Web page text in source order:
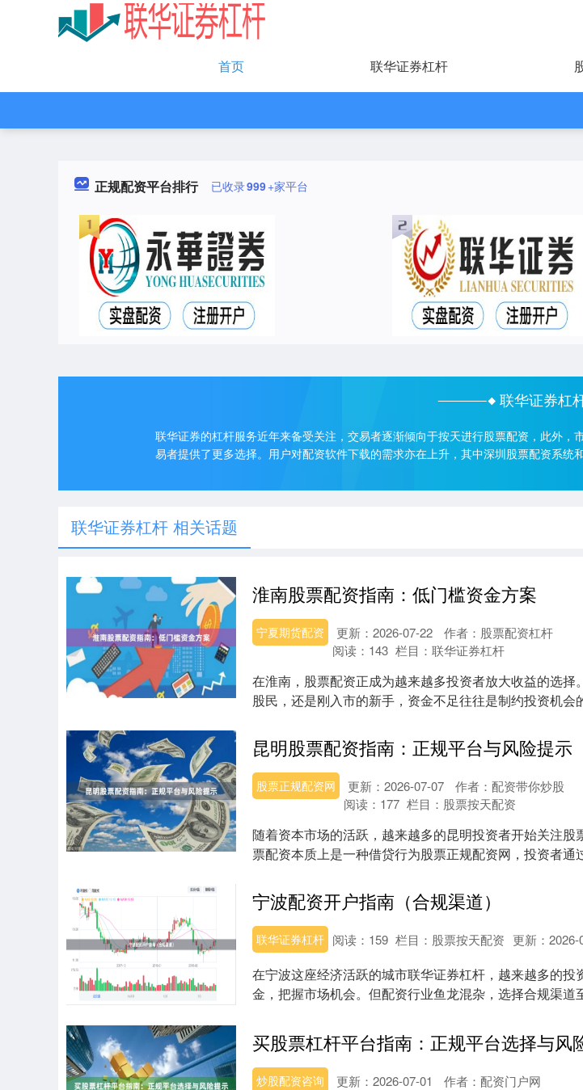
首页 联华证券杠杆
正规配资平台排行 已收录999+家平台
联华证券杠
联华证券的杠杆服务近年来备受关注，交易者逐渐倾向于按天进行股票配资，此外
易者提供了更多选择。用户对配资软件下载的需求亦在上升，其中深圳股票配资系统
联华证券杠杆 相关话题
淮南股票配资指南：低门槛资金方案
宁夏期货配资 更新：2026-07-22
作者：股票配资杠杆
阅读： 143 栏目： 联华证券杠杆
在淮南，股票配资正成为越来越多投资者放大收益的选择
股民，还是刚入市的新手，资金不足往往是制约投资机会
昆明股票配资指南：正规平台与风险提示
股票正规配资网 更新：2026-07-07
作者：配资带你炒股
阅读： 177 栏目： 股票按天配资
随着资本市场的活跃，越来越多的昆明投资者开始关注股
票配资本质上是一种借贷行为股票正规配资网，投资者通
宁波配资开户指南（合规渠道）
联华证券杠杆 更新：2026-
阅读： 159 栏目： 股票按天配资
在宁波这座经济活跃的城市联华证券杠杆，越来越多的投
金，把握市场机会。但配资行业鱼龙混杂，选择合规渠道
买股票杠杆平台指南：正规平台选择与风
炒股配资咨询 更新：2026-07-01
作者：配资门户网